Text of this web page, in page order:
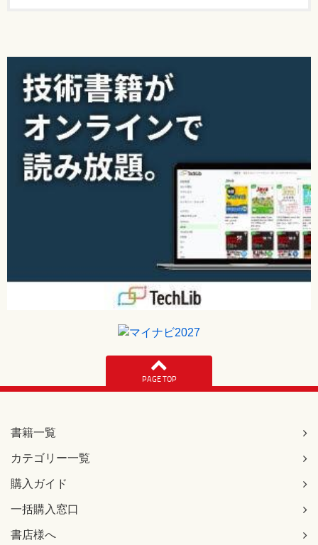
※「＼」は半角
[正]
09行目は削除。以降、行番号は1ずつずれる。
265ページ 行番号85
[誤]
焼酎はさらに、{＼bf 甲類焼酎}と{＼bf 乙類焼酎}に分類さ
れます。
焼酎はさらに、＼textbf{甲類焼酎}と＼textbf{乙類焼酎}に
266ページ 行番号13
＼textgt{＼Large お酒は楽しく、ほどほどに！}
03 \author{数学 太郎}
05 \begin{document}
[正]
04 \date{\today} ←【追加】
06 \begin{document}
PAGE TOP
書籍一覧
カテゴリー一覧
購入ガイド
一括購入窓口
書店様へ